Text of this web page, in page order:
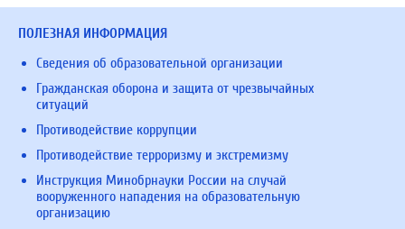
ПОЛЕЗНАЯ ИНФОРМАЦИЯ
Сведения об образовательной организации
Гражданская оборона и защита от чрезвычайных
ситуаций
Противодействие коррупции
Противодействие терроризму и экстремизму
Инструкция Минобрнауки России на случай
вооруженного нападения на образовательную
организацию